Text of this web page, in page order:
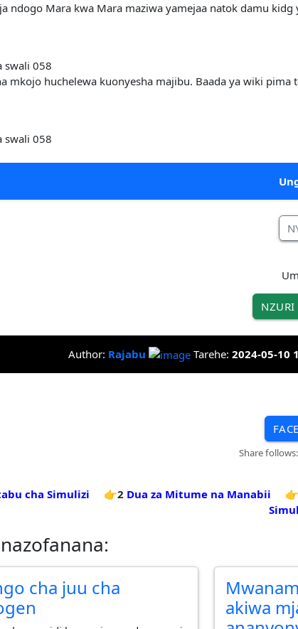
ndogo Mara kwa Mara maziwa yamejaa natok damu
swali 058
mkojo huchelewa kuonyesha majibu. Baada ya wiki
swali 058
NZURI
Author: Rajabu Tarehe: 2024-05-10
Share follows:
cha Simulizi 👉2 Dua za Mitume na Manabii
cha juu cha
akiwa